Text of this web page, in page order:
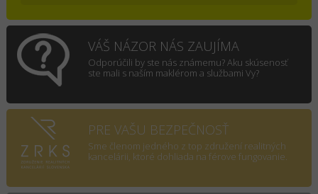
VÁŠ NÁZOR NÁS ZAUJÍMA
Odporúčili by ste nás známemu? Aku skúsenosť
ste mali s naším maklérom a službami Vy?
PRE VAŠU BEZPEČNOSŤ
Sme členom jedného z top združení realitných
kancelárii, ktoré dohliada na férove fungovanie.